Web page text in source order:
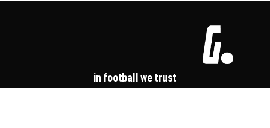
in football we trust